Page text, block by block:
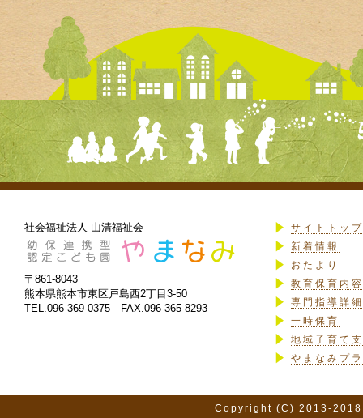
社会福祉法人 山清福祉会
〒861-8043
熊本県熊本市東区戸島西2丁目3-50
TEL.096-369-0375 FAX.096-365-8293
サイトトップ
新着情報
おたより
教育保育内
専門指導詳細
一時保育
地域子育て
やまなみプ
Copyright (C) 2013-